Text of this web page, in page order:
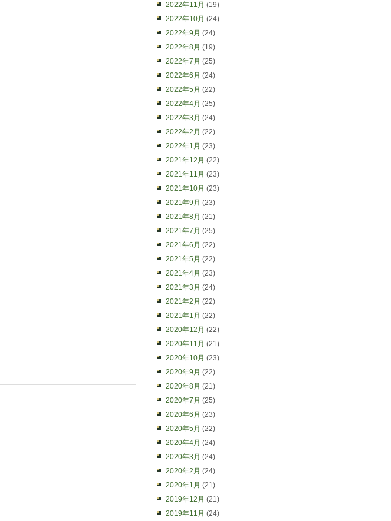
2022年11月 (19)
2022年10月 (24)
2022年9月 (24)
2022年8月 (19)
2022年7月 (25)
2022年6月 (24)
2022年5月 (22)
2022年4月 (25)
2022年3月 (24)
2022年2月 (22)
2022年1月 (23)
2021年12月 (22)
2021年11月 (23)
2021年10月 (23)
2021年9月 (23)
2021年8月 (21)
2021年7月 (25)
2021年6月 (22)
2021年5月 (22)
2021年4月 (23)
2021年3月 (24)
2021年2月 (22)
2021年1月 (22)
2020年12月 (22)
2020年11月 (21)
2020年10月 (23)
2020年9月 (22)
2020年8月 (21)
2020年7月 (25)
2020年6月 (23)
2020年5月 (22)
2020年4月 (24)
2020年3月 (24)
2020年2月 (24)
2020年1月 (21)
2019年12月 (21)
2019年11月 (24)